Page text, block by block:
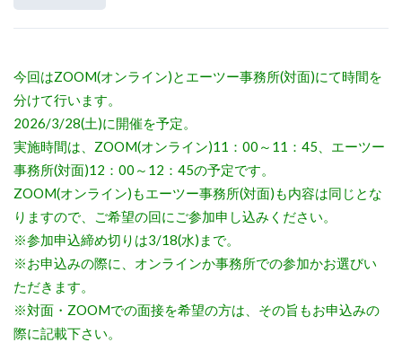
今回はZOOM(オンライン)とエーツー事務所(対面)にて時間を
分けて行います。
2026/3/28(土)に開催を予定。
実施時間は、ZOOM(オンライン)11：00～11：45、エーツー
事務所(対面)12：00～12：45の予定です。
ZOOM(オンライン)もエーツー事務所(対面)も内容は同じとな
りますので、ご希望の回にご参加申し込みください。
※参加申込締め切りは3/18(水)まで。
※お申込みの際に、オンラインか事務所での参加かお選びい
ただきます。
※対面・ZOOMでの面接を希望の方は、その旨もお申込みの
際に記載下さい。